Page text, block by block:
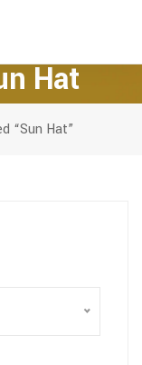
Hat
“Sun Hat”